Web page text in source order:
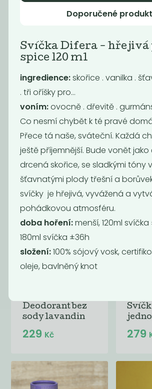
pomeranč &
eukalyptus
229Kč 359
Deodorant bez
sody lavandin
229 Kč 279
Doporučené
Svíčka Difera -
spice 120 ml
ingredience:skořice . vanilka .
. tři oříšky pro…
voním:ovocně . dřevitě .
Co nesmí chybět k té pravé
Přece tá naše, sváteční. Každá
ještě příjemnější. Bude vonět
drcená skořice, se sladkými tóny
šťavnatými plody třešní a
svíčky je hřejivá, vyvážená a
pohádkovou atmosféru.
doba hoření:menší, 120ml
180ml svíčka ±36h
složení:100% sójový vosk,
oleje, bavlněný knot